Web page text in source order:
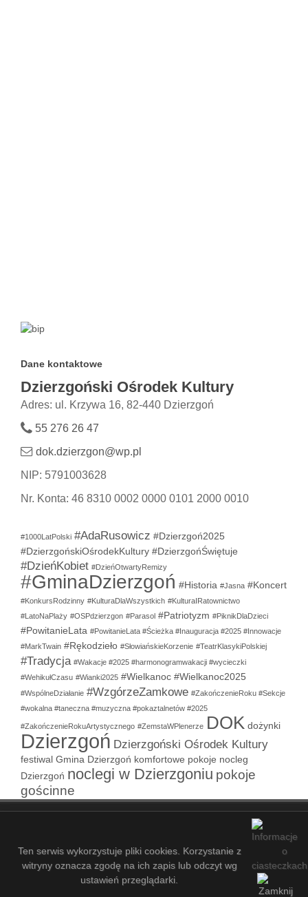
Dane kontaktowe
Dzierzgoński Ośrodek Kultury
Adres: ul. Krzywa 16, 82-440 Dzierzgoń
55 276 26 47
dok.dzierzgon@wp.pl
NIP: 5791003628
Nr. Konta: 46 8310 0002 0000 0101 2000 0010
#1000LatPolski #AdaRusowicz #Dzierzgoń2025
#DzierzgońskiOśrodekKultury #DzierzgońŚwiętuje
#DzieńKobiet #DzieńOtwartyRemizy
#GminaDzierzgoń #Historia #Jasna #Koncert
#KonkursRodzinny #KulturaDlaWszystkich #KulturaIRatownictwo
#LatoNaPlaży #OSPdzierzgon #Parasol #Patriotyzm #PiknikDlaDzieci
#PowitanieLata #PowitanieLata #Ścieżka #Inauguracja #2025 #Innowacje
#MarkTwain #Rękodzieło #SłowiańskieKorzenie #TeatrKlasykiPolskiej
#Tradycja #Wakacje #2025 #harmonogramwakacji #wycieczki
#WehikułCzasu #Wianki2025 #Wielkanoc #Wielkanoc2025
#WspólneDziałanie #WzgórzeZamkowe #ZakończenieRoku #Sekcje
#wokalna #taneczna #muzyczna #pokaztalnetów #2025
#ZakończenieRokuArtystycznego #ZemstaWPlenerze DOK dożynki
Dzierzgoń Dzierzgoński Ośrodek Kultury
festiwal Gmina Dzierzgoń komfortowe pokoje nocleg
Dzierzgoń noclegi w Dzierzgoniu pokoje
gościnne
COPYRIGHT © 2021-2026 - DZIERZGOŃSKI OŚRODEK KULTURY
Ten serwis wykorzystuje pliki cookies. Korzystanie z
witryny oznacza zgodę na ich zapis lub odczyt wg
ustawień przeglądarki.